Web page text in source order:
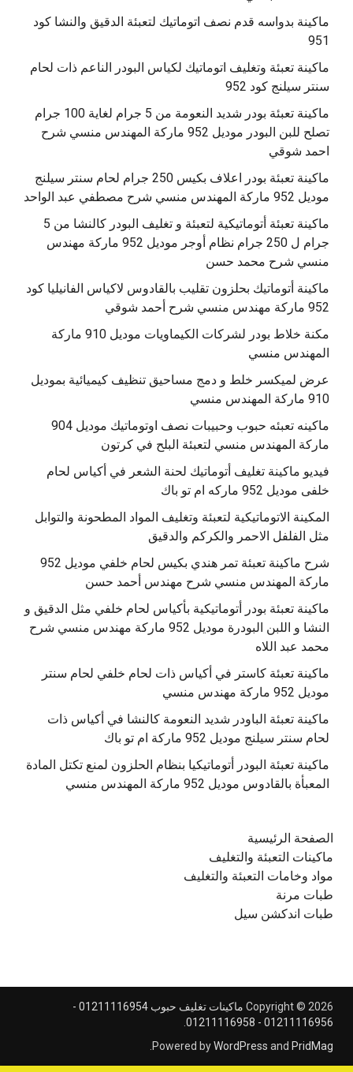
ماكينة بدواسه قدم نصف اتوماتيك لتعبئة الدقيق والنشا كود
951
ماكينة تعبئة وتغليف اتوماتيك لكياس البودر الناعم ذات لحام
سنتر سيلنج كود 952
ماكينة تعبئة بودر شديد النعومة من 5 جرام لغاية 100 جرام
تصلح للبن البودر موديل 952 ماركة المهندس منسي شرح
احمد شوقي
ماكينة تعبئة بودر اعلاف بكيس 250 جرام لحام سنتر سيلنج
موديل 952 ماركة المهندس منسي شرح مصطفي عبد الواحد
ماكينة تعبئة أتوماتيكية لتعبئة و تغليف البودر كالنشا من 5
جرام ل 250 جرام نظام أوجر موديل 952 ماركة مهندس
منسي شرح محمد حسن
‫ماكينة أتوماتيك بحلزون تقليب بالقادوس لاكياس الفانيليا كود
مكنة خلاط بودر لشركات الكيماويات موديل 910 ماركة
المهندس منسي
عرض لميكسر خلط و دمج مساحيق تنظيف كيميائية بموديل
910 ماركة المهندس منسي
‫ماكينه تعبئه حبوب وحبيبات نصف اوتوماتيك موديل 904
‫فيديو ماكينة تغليف أتوماتيك لحنة الشعر في أكياس لحام
خلفى موديل 952 ماركه ام تو باك
المكينة الاتوماتيكية لتعبئة وتغليف المواد المطحونة والتوابل
مثل الفلفل الاحمر والكركم والدقيق
‫شرح ماكينة تعبئة تمر هندي بكيس لحام خلفي موديل 952
ماكينة تعبئة بودر أتوماتيكية بأكياس لحام خلفي مثل الدقيق و
النشا و اللبن البودرة موديل 952 ماركة مهندس منسي شرح
محمد عبد اللاه
‫ماكينة تعبئة كاستر في أكياس ذات لحام خلفي لحام سنتر
موديل 952 ماركة مهندس منسي
‫ماكينة تعبئة الباودر شديد النعومة كالنشا في أكياس ذات
‫ماكينة تعبئة البودر أتوماتيكيا بنظام الحلزون لمنع تكتل المادة
الصفحة الرئيسية
ماكينات التعبئة والتغليف
مواد وخامات التعبئة والتغليف
طبات مرنة
طبات اندكشن سيل
Copyright © 2026
ماكينات تغليف حبوب 01211116954 -
01211116956 - 01211116958
.
Powered byWordPress and PridMag
.